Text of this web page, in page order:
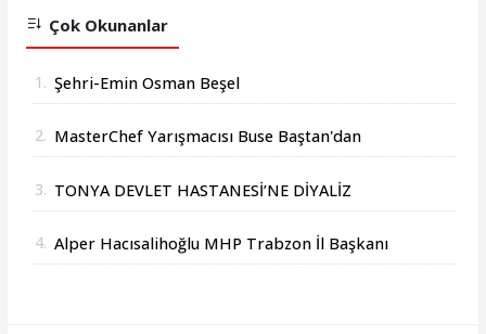
Çok Okunanlar
1. Şehri-Emin Osman Beşel
2. MasterChef Yarışmacısı Buse Baştan'dan
3. TONYA DEVLET HASTANESİ’NE DİYALİZ
4. Alper Hacısalihoğlu MHP Trabzon İl Başkanı